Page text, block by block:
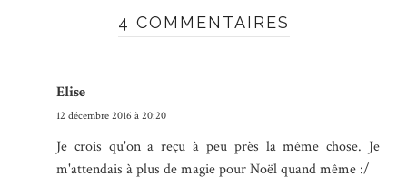
4 COMMENTAIRES
Elise
12 décembre 2016 à 20:20
Je crois qu'on a reçu à peu près la même chose. Je
m'attendais à plus de magie pour Noël quand même :/